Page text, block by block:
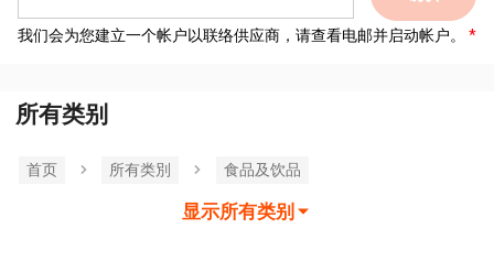
我们会为您建立一个帐户以联络供应商，请查看电邮并启动帐户。
所有类别
首页 所有类別 食品及饮品
显示所有类别